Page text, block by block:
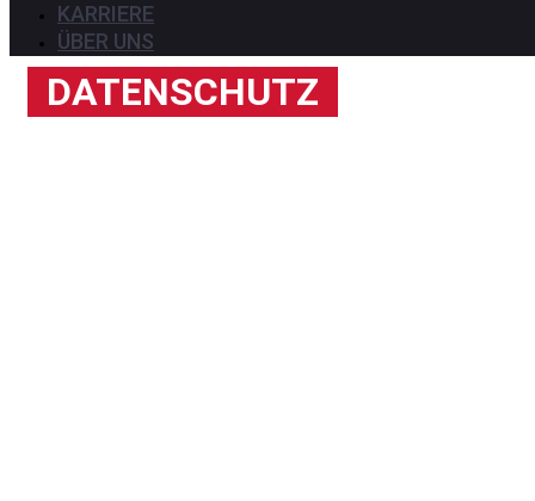
KARRIERE
ÜBER UNS
DATENSCHUTZ